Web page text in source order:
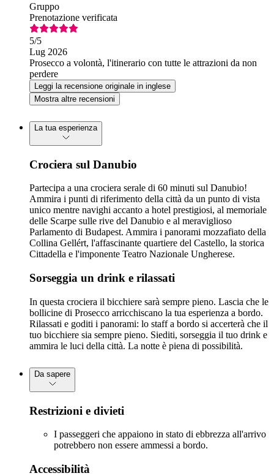
Gruppo
Prenotazione verificata
5/5
Lug 2026
Prosecco a volontà, l'itinerario con tutte le attrazioni da non
perdere
Leggi la recensione originale in inglese
Mostra altre recensioni
La tua esperienza
Crociera sul Danubio
Partecipa a una crociera serale di 60 minuti sul Danubio!
Ammira i punti di riferimento della città da un punto di vista
unico mentre navighi accanto a hotel prestigiosi, al memoriale
delle Scarpe sulle rive del Danubio e al meraviglioso
Parlamento di Budapest. Ammira i panorami mozzafiato della
Collina Gellért, l'affascinante quartiere del Castello, la storica
Cittadella e l'imponente Teatro Nazionale Ungherese.
Sorseggia un drink e rilassati
In questa crociera il bicchiere sarà sempre pieno. Lascia che le
bollicine di Prosecco arricchiscano la tua esperienza a bordo.
Rilassati e goditi i panorami: lo staff a bordo si accerterà che il
tuo bicchiere sia sempre pieno. Siediti, sorseggia il tuo drink e
ammira le luci della città. La notte è piena di possibilità.
Da sapere
Restrizioni e divieti
I passeggeri che appaiono in stato di ebbrezza all'arrivo
potrebbero non essere ammessi a bordo.
Accessibilità